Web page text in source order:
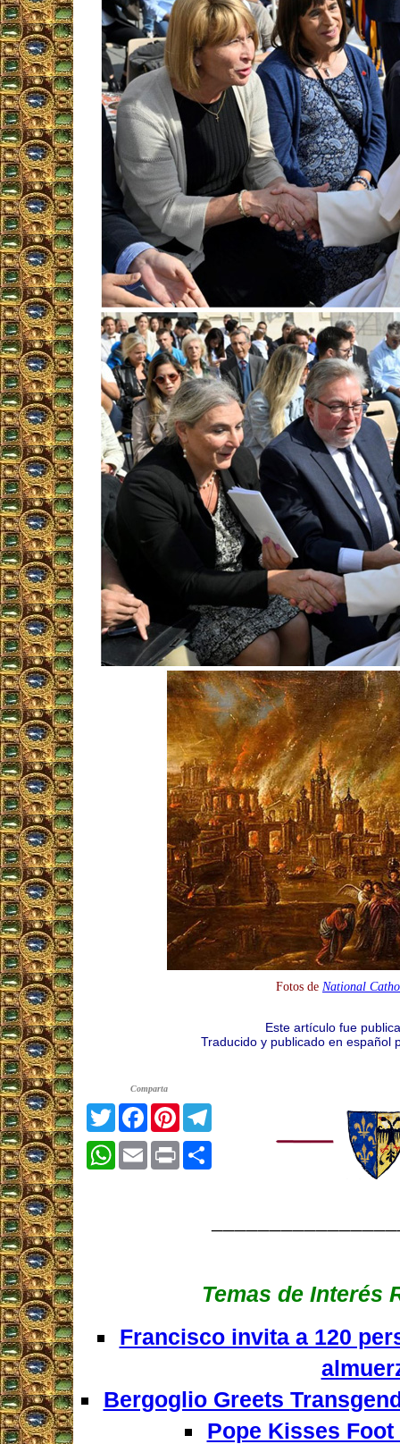
Fotos de National
Este artículo fue
Traducido y publicado en español
Comparta
TwitterFacebookPinterest
WhatsApp
Email Print
Temas de Interés
Francisco invita a 120
Bergoglio Greets
Pope Kisses